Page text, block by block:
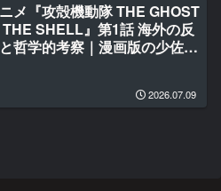
メ『攻殻機動隊 THE GHOST
THE SHELL』第1話 海外の反
哲学的考察｜漫画版の少佐が
2026.07.09